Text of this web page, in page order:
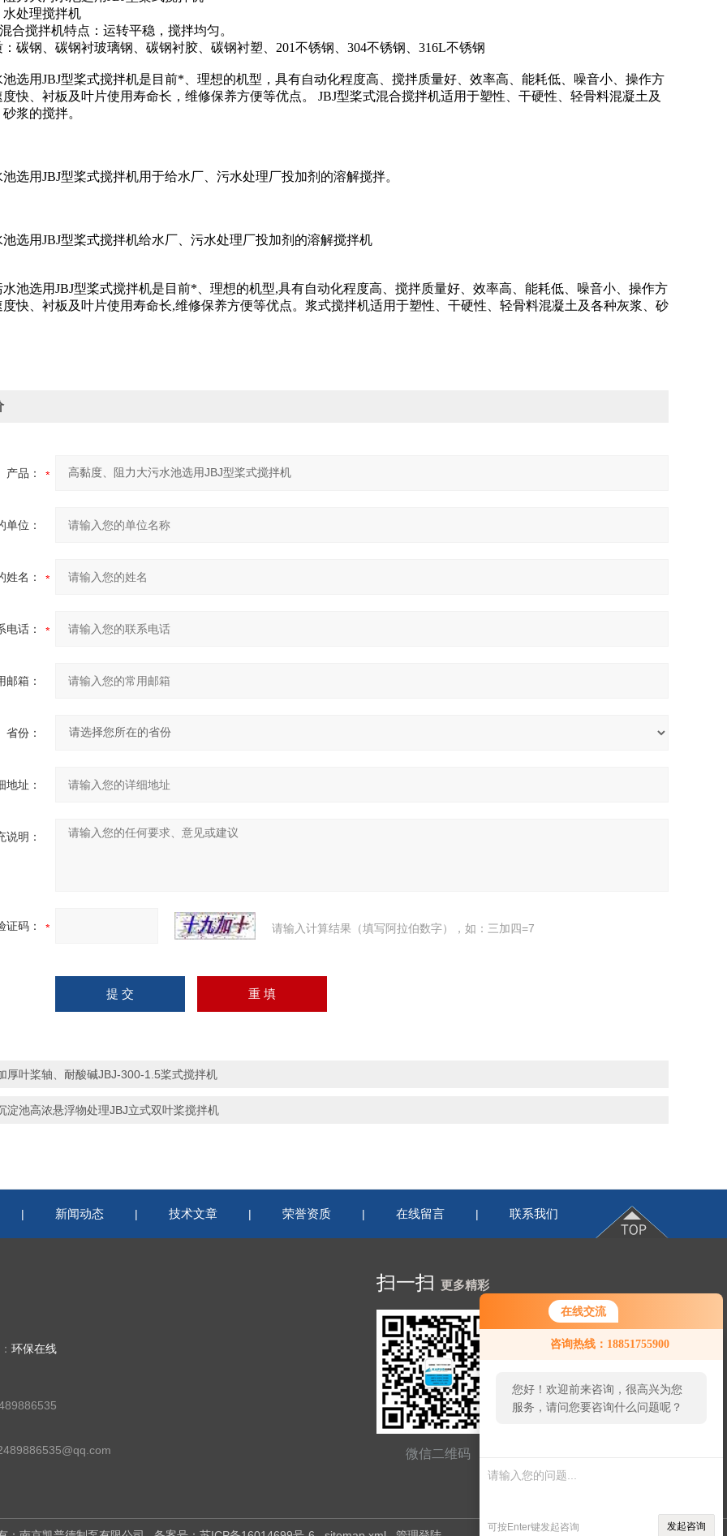
在线交流
咨询热线：18851755900
您好！欢迎前来咨询，很高兴为您
服务，请问您要咨询什么问题呢？
了需求产品，您可以直接在线与我
联系！
可按Enter键发起咨询 发起咨询
水处理搅拌机
合搅拌机特点：运转平稳，搅拌均匀。
碳钢、碳钢衬玻璃钢、碳钢衬胶、碳钢衬塑、201不锈钢、304不锈钢、316L不锈钢
池选用JBJ型桨式搅拌机是目前*、理想的机型，具有自动化程度高、搅拌质量好、效率高、能耗低、噪音小、操作方
快、衬板及叶片使用寿命长，维修保养方便等优点。
JBJ型桨式混合搅拌机适用于塑性、干硬性、轻骨料混凝土及
浆的搅拌。
选用JBJ型桨式搅拌机用于给水厂、污水处理厂投加剂的溶解搅拌。
池选用JBJ型桨式搅拌机给水厂、污水处理厂投加剂的溶解搅拌机
水池选用JBJ型桨式搅拌机是目前*、理想的机型,具有自动化程度高、搅拌质量好、效率高、能耗低、噪音小、操作方
快、衬板及叶片使用寿命长,维修保养方便等优点。浆式搅拌机适用于塑性、干硬性、轻骨料混凝土及各种灰浆、砂
产品：
单位：
姓名：
电话：
邮箱：
省份：
地址：
说明：
证码： 请输入计算结果（填写阿拉伯数字），如：三加四=7
厚叶桨轴、耐酸碱JBJ-300-1.5桨式搅拌机
淀池高浓悬浮物处理JBJ立式双叶桨搅拌机
| 新闻动态 | 技术文章 | 荣誉资质 | 在线留言 | 联系我们
环保在线
扫一扫 更多精彩
微信二维码